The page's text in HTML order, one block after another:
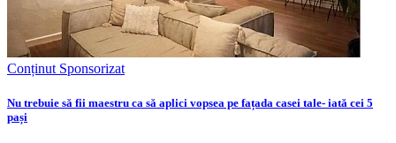
Conținut Sponsorizat
Nu trebuie să fii maestru ca să aplici vopsea pe fațada casei tale- iată cei 5
pași